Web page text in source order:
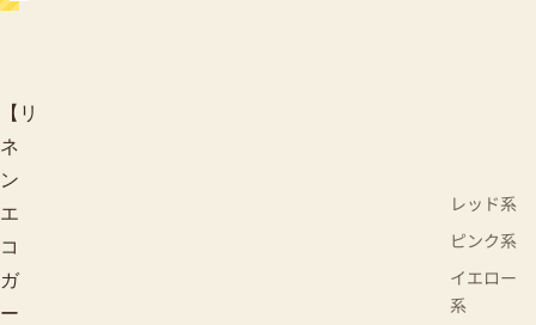
レッド系
ピンク系
イエロー
系
【リ
ネ
ン
エ
コ
ガ
ー